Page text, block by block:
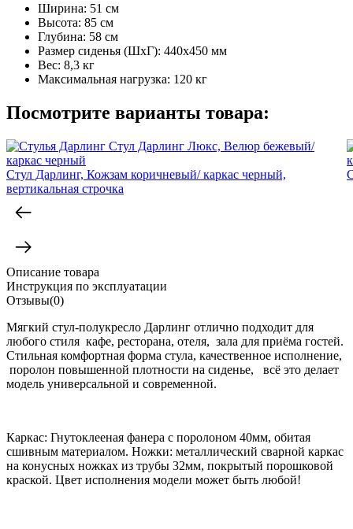
Ширина: 51 см
Высота: 85 см
Глубина: 58 см
Размер сиденья (ШxГ): 440x450 мм
Вес: 8,3 кг
Максимальная нагрузка: 120 кг
Посмотрите варианты товара:
Стул Дарлинг, Кожзам коричневый/ каркас черный,
вертикальная строчка
Описание товара
Инструкция по эксплуатации
Отзывы(0)
Мягкий стул-полукресло Дарлинг отлично подходит для
любого стиля кафе, ресторана, отеля, зала для приёма гостей.
Стильная комфортная форма стула, качественное исполнение,
поролон повышенной плотности на сиденье, всё это делает
модель универсальной и современной.
Каркас: Гнутоклееная фанера с поролоном 40мм, обитая
сшивным материалом. Ножки: металлический сварной каркас
на конусных ножках из трубы 32мм, покрытый порошковой
краской. Цвет исполнения модели может быть любой!